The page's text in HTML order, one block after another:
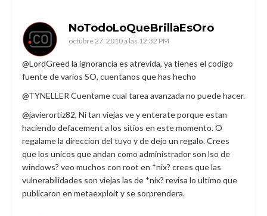
NoTodoLoQueBrillaEsOro
octubre 27, 2010 a las 12:32 PM
@LordGreed la ignorancia es atrevida, ya tienes el codigo
fuente de varios SO, cuentanos que has hecho
@TYNELLER Cuentame cual tarea avanzada no puede hacer.
@javierortiz82, Ni tan viejas ve y enterate porque estan
haciendo defacement a los sitios en este momento. O
regalame la direccion del tuyo y de dejo un regalo. Crees
que los unicos que andan como administrador son lso de
windows? veo muchos con root en *nix? crees que las
vulnerabilidades son viejas las de *nix? revisa lo ultimo que
publicaron en metaexploit y se sorprendera.